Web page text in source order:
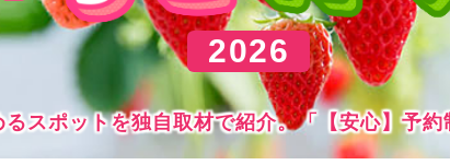
2026
スポットを独自取材で紹介。「【安心】予